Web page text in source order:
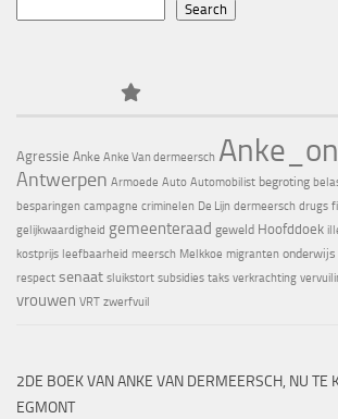
Search
Agressie Anke Anke Van dermeersch
Antwerpen Armoede Auto Automobilist begroting
besparingen campagne criminelen De Lijn dermeersch drugs
gelijkwaardigheid gemeenteraad geweld Hoofddoek
kostprijs leefbaarheid meersch Melkkoe migranten onderwijs
respect senaat sluikstort subsidies taks verkrachting
vrouwen VRT zwerfvuil
2DE BOEK VAN ANKE VAN DERMEERSCH, NU TE
EGMONT